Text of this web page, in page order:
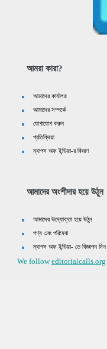
আমরা কারা?
আমাদের কার্যালয়
আমাদের সম্পর্কে
যোগাযোগ করুন
প্রতিক্রিয়া
ম্যাপস অফ ইন্ডিয়া-র বিবরণ
আমাদের অংশীদার হয়ে উঠুন
আমাদের উদ্যোক্তা হয়ে উঠুন
পণ্য এবং পরিষেবা
ম্যাপস অফ ইন্ডিয়া- তে বিজ্ঞাপন দিন
We followeditorialcalls.org